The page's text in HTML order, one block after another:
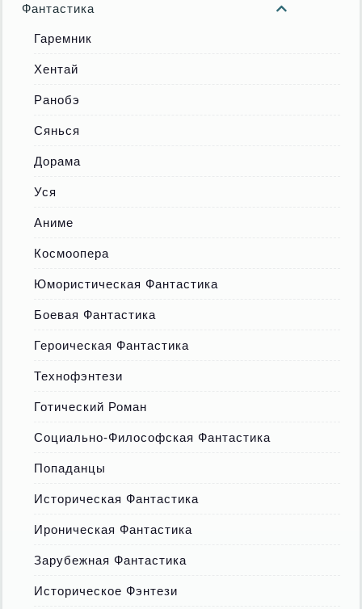
Фантастика
Гаремник
Хентай
Ранобэ
Сянься
Дорама
Уся
Аниме
Космоопера
Юмористическая Фантастика
Боевая Фантастика
Героическая Фантастика
Технофэнтези
Готический Роман
Социально-Философская Фантастика
Попаданцы
Историческая Фантастика
Ироническая Фантастика
Зарубежная Фантастика
Историческое Фэнтези